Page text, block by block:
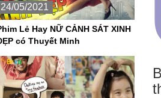
24/05/2021
Lẻ Hay NỮ CẢNH SÁT XINH
có Thuyết Minh